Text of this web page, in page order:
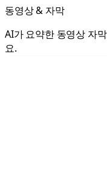
동영상 & 자막
AI가 요약한 동영상 자
요.